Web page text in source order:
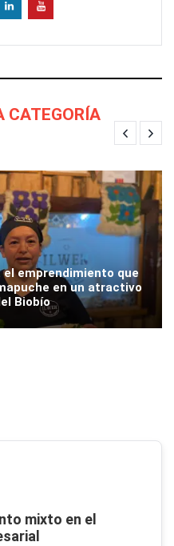
CATEGORÍA
el emprendimiento que
en un atractivo
Biobío
mixto en el